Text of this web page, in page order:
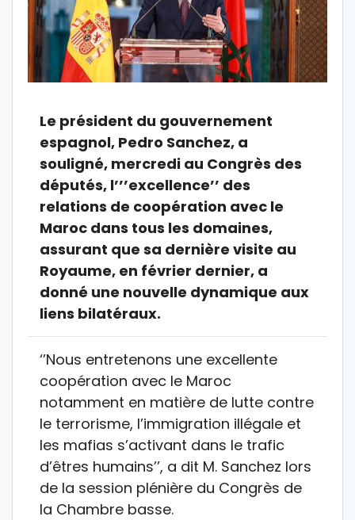
Le président du gouvernement
espagnol, Pedro Sanchez, a
souligné, mercredi au Congrès des
députés, l’’’excellence’’ des
relations de coopération avec le
Maroc dans tous les domaines,
assurant que sa dernière visite au
Royaume, en février dernier, a
donné une nouvelle dynamique aux
liens bilatéraux.
‘’Nous entretenons une excellente
coopération avec le Maroc
notamment en matière de lutte contre
le terrorisme, l’immigration illégale et
les mafias s’activant dans le trafic
d’êtres humains’’, a dit M. Sanchez lors
de la session plénière du Congrès de
la Chambre basse.